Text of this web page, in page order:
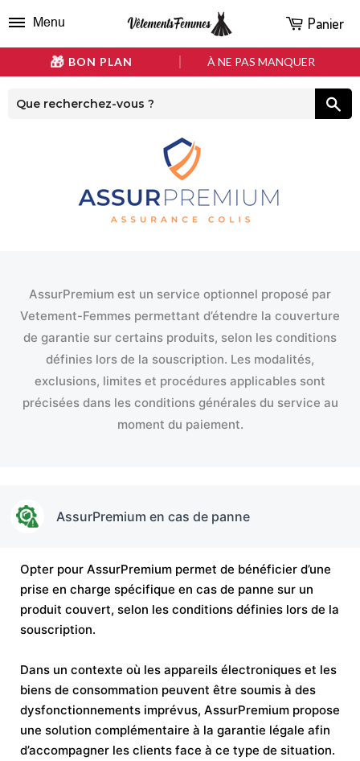
BON PLAN À NE PAS MANQUER
Menu Panier
AssurPremium est un service optionnel proposé par
Vetement-Femmes permettant d’étendre la couverture
de garantie sur certains produits, selon les conditions
définies lors de la souscription. Les modalités,
exclusions, limites et procédures applicables sont
précisées dans les conditions générales du service au
moment du paiement.
AssurPremium en cas de panne
Opter pour AssurPremium permet de bénéficier d’une
prise en charge spécifique en cas de panne sur un
produit couvert, selon les conditions définies lors de la
souscription.
Dans un contexte où les appareils électroniques et les
biens de consommation peuvent être soumis à des
dysfonctionnements imprévus, AssurPremium propose
une solution complémentaire à la garantie légale afin
d’accompagner les clients face à ce type de situation.